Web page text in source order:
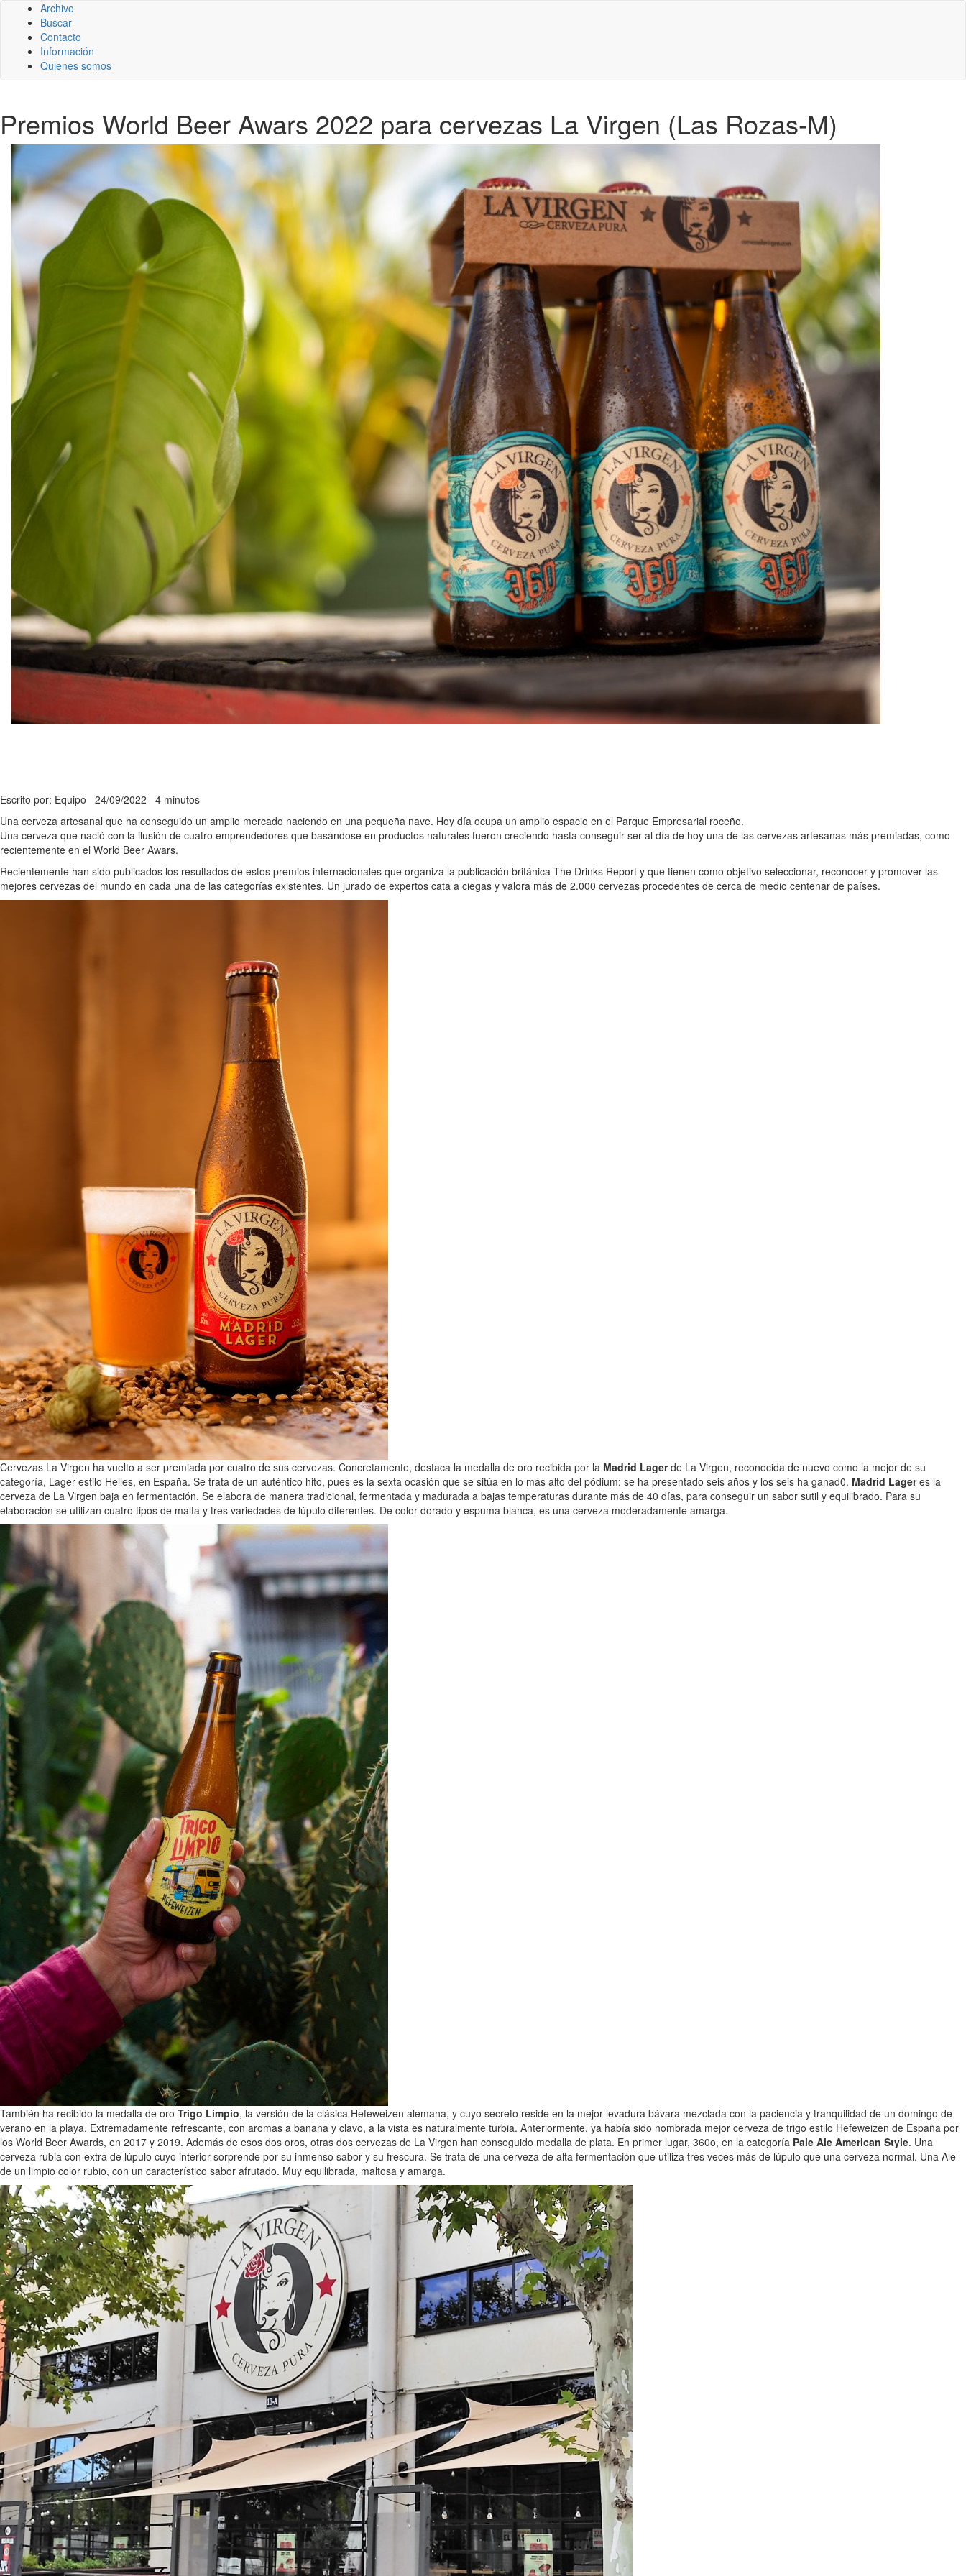
Archivo
Buscar
Contacto
Información
Quienes somos
Premios World Beer Awars 2022 para cervezas La Virgen (Las Rozas-M)
Escrito por: Equipo 24/09/2022 4 minutos
Una cerveza artesanal que ha conseguido un amplio mercado naciendo en una pequeña nave. Hoy día ocupa un amplio espacio en el Parque Empresarial roceño.
Una cerveza que nació con la ilusión de cuatro emprendedores que basándose en productos naturales fueron creciendo hasta conseguir ser al día de hoy una de las cervezas artesanas más premiadas, como
recientemente en el World Beer Awars.
Recientemente han sido publicados los resultados de estos premios internacionales que organiza la publicación británica The Drinks Report y que tienen como objetivo seleccionar, reconocer y promover las
mejores cervezas del mundo en cada una de las categorías existentes. Un jurado de expertos cata a ciegas y valora más de 2.000 cervezas procedentes de cerca de medio centenar de países.
Cervezas La Virgen ha vuelto a ser premiada por cuatro de sus cervezas. Concretamente, destaca la medalla de oro recibida por la Madrid Lagerde La Virgen, reconocida de nuevo como la mejor de su
categoría, Lager estilo Helles, en España. Se trata de un auténtico hito, pues es la sexta ocasión que se sitúa en lo más alto del pódium: se ha presentado seis años y los seis ha ganad0. Madrid Lageres la
cerveza de La Virgen baja en fermentación. Se elabora de manera tradicional, fermentada y madurada a bajas temperaturas durante más de 40 días, para conseguir un sabor sutil y equilibrado. Para su
elaboración se utilizan cuatro tipos de malta y tres variedades de lúpulo diferentes. De color dorado y espuma blanca, es una cerveza moderadamente amarga.
También ha recibido la medalla de oro Trigo Limpio, la versión de la clásica Hefeweizen alemana, y cuyo secreto reside en la mejor levadura bávara mezclada con la paciencia y tranquilidad de un domingo de
verano en la playa. Extremadamente refrescante, con aromas a banana y clavo, a la vista es naturalmente turbia. Anteriormente, ya había sido nombrada mejor cerveza de trigo estilo Hefeweizen de España por
los World Beer Awards, en 2017 y 2019. Además de esos dos oros, otras dos cervezas de La Virgen han conseguido medalla de plata. En primer lugar, 360o, en la categoría Pale Ale American Style. Una
cerveza rubia con extra de lúpulo cuyo interior sorprende por su inmenso sabor y su frescura. Se trata de una cerveza de alta fermentación que utiliza tres veces más de lúpulo que una cerveza normal. Una Ale
de un limpio color rubio, con un característico sabor afrutado. Muy equilibrada, maltosa y amarga.